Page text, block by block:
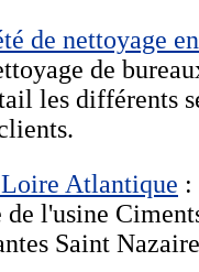
de nettoyage
de
les différents
Atlantique :
l'usine
Saint